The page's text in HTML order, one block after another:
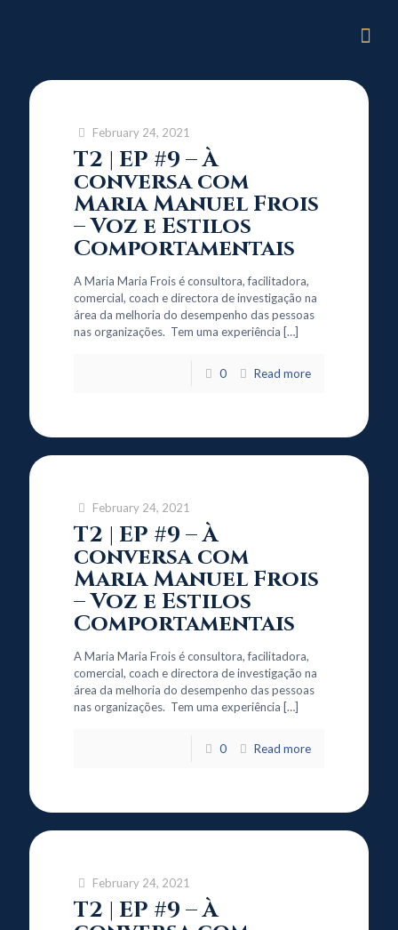
February 24, 2021
T2 | EP #9 – À
conversa com
Maria Manuel Frois
– Voz e Estilos
Comportamentais
A Maria Maria Frois é consultora, facilitadora,
comercial, coach e directora de investigação na
área da melhoria do desempenho das pessoas
nas organizações. Tem uma experiência […]
0 Read more
February 24, 2021
T2 | EP #9 – À
conversa com
Maria Manuel Frois
– Voz e Estilos
Comportamentais
A Maria Maria Frois é consultora, facilitadora,
comercial, coach e directora de investigação na
área da melhoria do desempenho das pessoas
nas organizações. Tem uma experiência […]
0 Read more
February 24, 2021
T2 | EP #9 – À